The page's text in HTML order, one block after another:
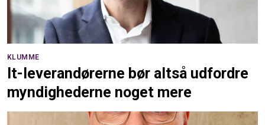
KLUMME
It-leverandørerne bør altså udfordre
myndighederne noget mere